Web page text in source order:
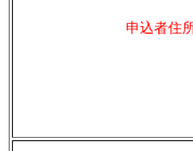
申込者住